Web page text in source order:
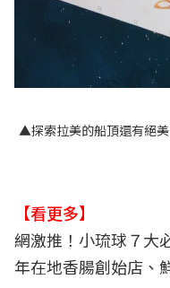
▲探索拉美的船頂還有絕
【看更多】
網激推！小琉球７大
年在地香腸創始店、